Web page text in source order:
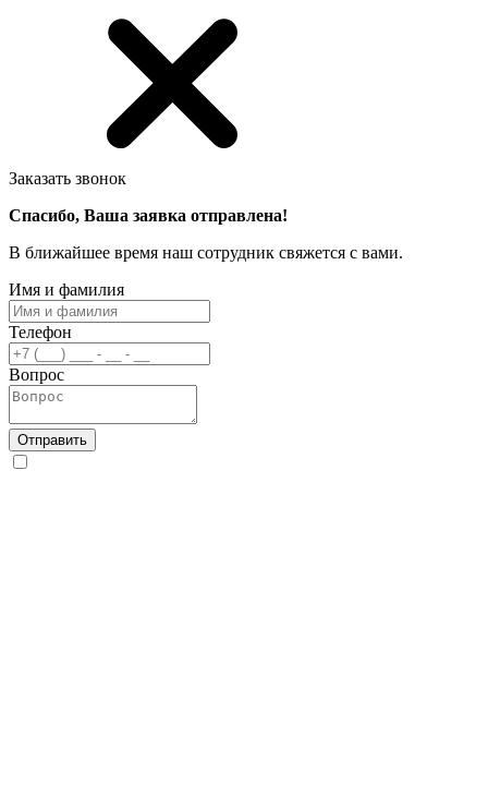
Заказать звонок
Спасибо, Ваша заявка отправлена!
В ближайшее время наш сотрудник свяжется с вами.
Имя и фамилия
Телефон
Вопрос
Отправить